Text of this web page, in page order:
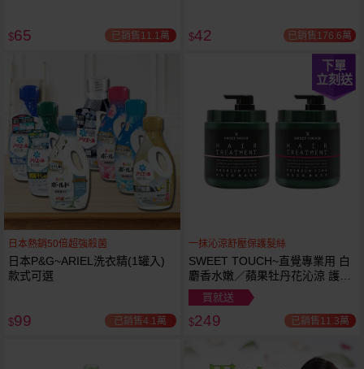
$65 已銷售11.1萬 $42 已銷售176.6萬
日本熱銷50倍超強殺菌
日本P&G~ARIEL洗衣精(1罐入)
款式可選
$99 已銷售4.1萬
下單
立刻送
一抹沁涼舒壓保護髮絲
SWEET TOUCH~直覺專業用 白
麝香水嫩／蘋果牡丹花沁涼 護髮
膜(1000ml) 款式可選 全新包裝
買就送
$249 已銷售11.3萬